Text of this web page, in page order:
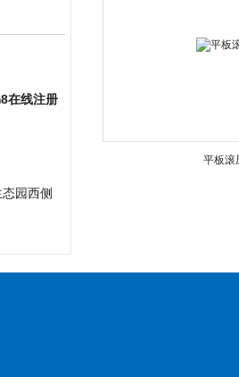
在线注册
园西侧
平板滚